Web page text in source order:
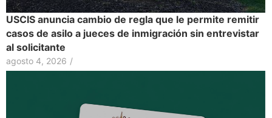
USCIS anuncia cambio de regla que le permite remitir
casos de asilo a jueces de inmigración sin entrevistar
al solicitante
agosto 4, 2026 /